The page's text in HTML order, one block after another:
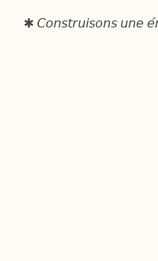
✱ 𝘊𝘰𝘯𝘴𝘵𝘳𝘶𝘪𝘴𝘰𝘯𝘴 𝘶𝘯𝘦